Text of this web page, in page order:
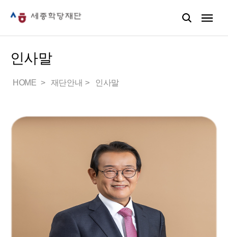
인사말
HOME 재단안내 인사말